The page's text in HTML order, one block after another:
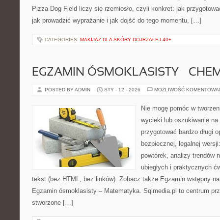
Pizza Dog Field liczy się rzemiosło, czyli konkret: jak
jak prowadzić wyprażanie i jak dojść do tego momentu, […]
CATEGORIES: MAKIJAŻ DLA SKÓRY DOJRZAŁEJ 40+
EGZAMIN ÓSMOKLASISTY –
POSTED BY ADMIN STY - 12 - 2026 MOŻLIWOŚĆ
Nie mogę pomóc w
wycieki lub oszukiwanie
przygotować bardzo długi
bezpiecznej, legalnej
powtórek, analizy trendów
ubiegłych i praktycznych
tekst (bez HTML, bez linków). Zobacz także Egzamin wstępny
Egzamin ósmoklasisty – Matematyka. Sqlmedia.pl to centrum
stworzone […]